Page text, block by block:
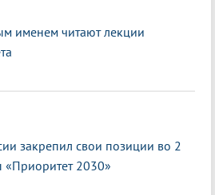
именем читают лекции
закрепил свои позиции во 2
«Приоритет 2030»